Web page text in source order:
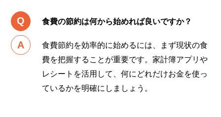
食費の節約は何から始めれば良いですか？
食費節約を効率的に始めるには、まず現状の食
費を把握することが重要です。家計簿アプリや
レシートを活用して、何にどれだけお金を使っ
ているかを明確にしましょう。